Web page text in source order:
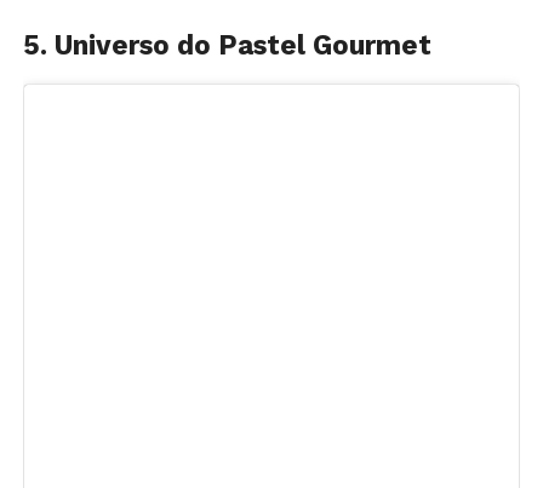
5. Universo do Pastel Gourmet